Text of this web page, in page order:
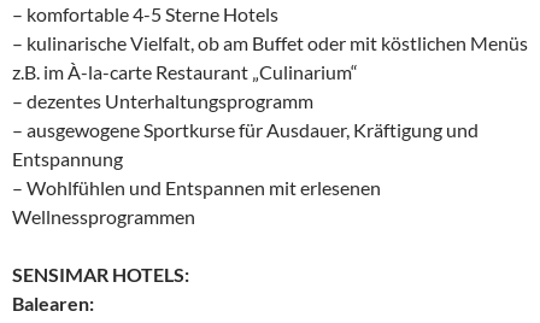
– komfortable 4-5 Sterne Hotels
– kulinarische Vielfalt, ob am Buffet oder mit köstlichen Menüs
z.B. im À-la-carte Restaurant „Culinarium“
– dezentes Unterhaltungsprogramm
– ausgewogene Sportkurse für Ausdauer, Kräftigung und
Entspannung
– Wohlfühlen und Entspannen mit erlesenen
Wellnessprogrammen
SENSIMAR HOTELS:
Balearen: